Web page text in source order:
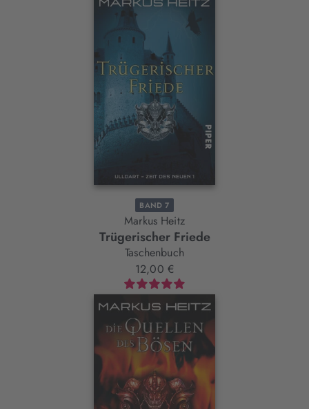
BAND 7
Markus Heitz
Trügerischer Friede
Taschenbuch
12,00 €